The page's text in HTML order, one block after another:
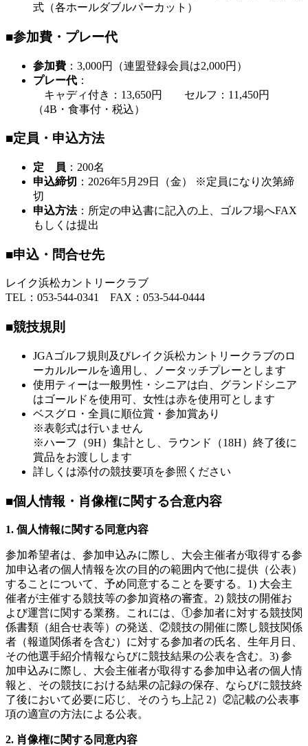
式（各ホールダブルパーカット）
■参加費・プレー代
参加費 ：3,000円（連盟登録会員は2,000円）
プレー代 ：
キャディ付き：13,650円 セルフ：11,450円
（4B・食事付・税込）
■定員・申込方法
定 員 ：200名
申込締切 ：2026年5月29日（金） ※定員になり次第締
切
申込方法：所定の申込書に記入の上、ゴルフ場へFAX
もしくは提出
■申込・問合せ先
レイク浜松カントリークラブ
TEL：053-544-0341 FAX：053-544-0444
■競技規則
JGAゴルフ規則及びレイク浜松カントリークラブのロ
ーカルルールを適用し、ノータッチプレーとします
使用ティーは一般男性・シニアは白、グランドシニア
はゴールドを使用可、女性は赤を使用可とします
ベスグロ・全員に順位賞・参加賞あり
※表彰式は行いません
※ハーフ（9H）集計とし、ラウンド（18H）終了後に
賞品をお渡しします
詳しくは添付の競技要項を参照ください
■個人情報・肖像権に関する合意内容
1. 個人情報に関する同意内容
参加希望者は、参加申込みに際し、大会主催者が取得する参
加申込者の個人情報を次の目的の範囲内で他に提供（公表）
することについて、予め同意することを要する。1) 大会主
催者が主催する競技等の参加資格の審査。2) 競技の開催お
よび運営に関する業務。これには、①参加者に対する競技関
係書類（組合せ表等）の発送、②競技の開催に際し競技関係
者（報道関係者を含む）に対する参加者の氏名、生年月日、
その他選手紹介情報ならびに競技結果の公表を含む。3) 参
加申込みに際し、大会主催者が取得する参加申込者の個人情
報と、その競技における結果の記録の保存、ならびに競技終
了後において必要に応じ、そのうち上記 2）②記載の公表事
項の適宣の方法による公表。
2. 肖像権に関する同意内容